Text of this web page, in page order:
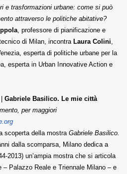
e trasformazioni urbane: come si può
attraverso le politiche abitative?
, professore di pianificazione e
di Milan, incontra Laura Colini
esperta di politiche urbane per la
esperta in Urban Innovative Action e
| Gabriele Basilico. Le mie città
per maggiori
scoperta della mostra Gabriele Basilico.
dalla scomparsa, Milano dedica a
2013) un’ampia mostra che si articola
– Palazzo Reale e Triennale Milano – e